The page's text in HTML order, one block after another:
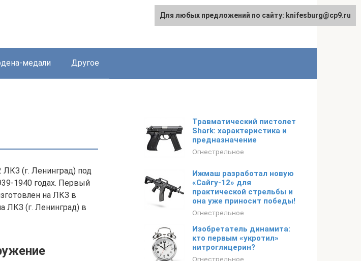
медали Другое
(г. Ленинград) под
1940 годах. Первый
на ЛКЗ в
ЛКЗ (г. Ленинград) в
Травматический пистолет
Shark: характеристика и
предназначение
Огнестрельное
Ижмаш разработал новую
«Сайгу-12» для
практической стрельбы и
она уже приносит победы!
Огнестрельное
Изобретатель динамита:
кто первым «укротил»
нитроглицерин?
Огнестрельное
Для любых предложений по сайту: knifesburg@cp9.ru